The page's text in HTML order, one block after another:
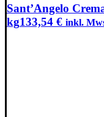
Sant’Angelo
kg133,54 € inkl.